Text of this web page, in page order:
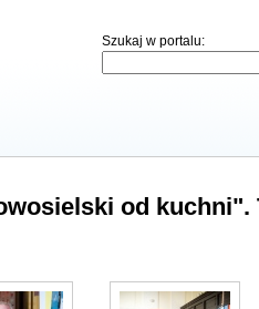
Szukaj w portalu:
od kuchni".